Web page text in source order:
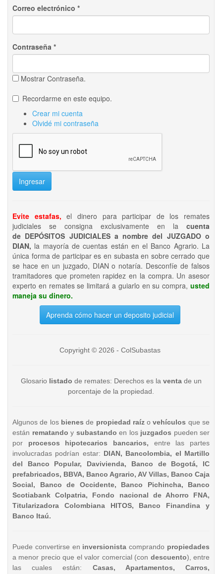
Correo electrónico *
Contraseña *
Mostrar Contraseña.
Recordarme en este equipo.
Crear mi cuenta
Olvidé mi contraseña
Ingresar
Evite estafas, el dinero para participar de los remates
judiciales se consigna exclusivamente en la cuenta
de DEPÓSITOS JUDICIALES a nombre del JUZGADO o
DIAN, la mayoría de cuentas están en el Banco Agrario. La
única forma de participar es en subasta en sobre cerrado que
se hace en un juzgado, DIAN o notaría. Desconfíe de falsos
tramitadores que prometen rapidez en la compra. Un asesor
experto en remates se limitará a guiarlo en su compra, usted
maneja su dinero.
Aprenda cómo hacer un deposito judicial
Copyright © 2026 - ColSubastas
Glosario listado de remates: Derechos es la ventade un
porcentaje de la propiedad.
Algunos de los bienesde propiedad raízo vehículos que se
están rematando y subastando en los juzgados pueden ser
por procesos hipotecarios bancarios, entre las partes
involucradas podrían estar: DIAN, Bancolombia, el Martillo
del Banco Popular, Davivienda, Banco de Bogotá, IC
prefabricados, BBVA, Banco Agrario, AV Villas, Banco Caja
Social, Banco de Occidente, Banco Pichincha, Banco
Scotiabank Colpatria, Fondo nacional de Ahorro FNA,
Titularizadora Colombiana HITOS, Banco Finandina y
Banco Itaú.
Puede convertirse en inversionista comprando propiedades
a menor precio que el valor comercial (con descuento), entre
las cuales están: Casas, Apartamentos, Carros,